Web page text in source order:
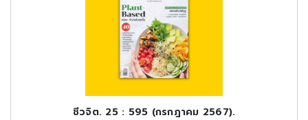
ชีวจิต. 25 : 595 (กรกฎาคม 2567).